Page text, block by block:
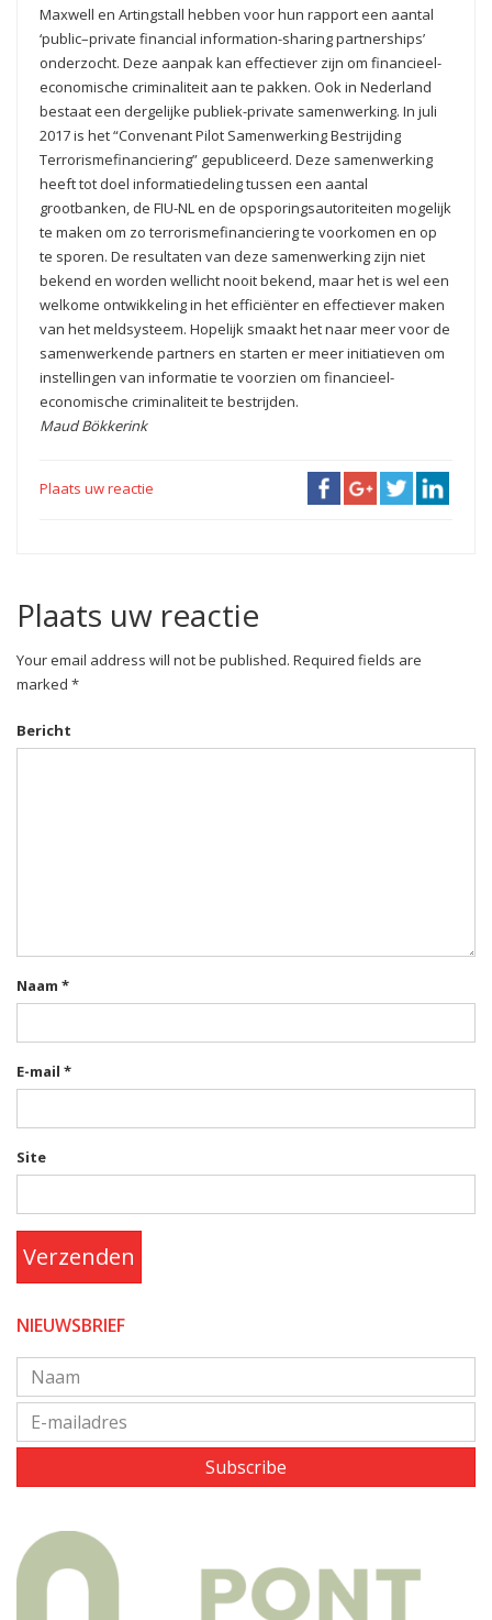
Maxwell en Artingstall hebben voor hun rapport een aantal
‘public–private financial information-sharing partnerships’
onderzocht. Deze aanpak kan effectiever zijn om financieel-
economische criminaliteit aan te pakken. Ook in Nederland
bestaat een dergelijke publiek-private samenwerking. In juli
2017 is het “Convenant Pilot Samenwerking Bestrijding
Terrorismefinanciering” gepubliceerd. Deze samenwerking
heeft tot doel informatiedeling tussen een aantal
grootbanken, de FIU-NL en de opsporingsautoriteiten mogelijk
te maken om zo terrorismefinanciering te voorkomen en op
te sporen. De resultaten van deze samenwerking zijn niet
bekend en worden wellicht nooit bekend, maar het is wel een
welkome ontwikkeling in het efficiënter en effectiever maken
van het meldsysteem. Hopelijk smaakt het naar meer voor de
samenwerkende partners en starten er meer initiatieven om
instellingen van informatie te voorzien om financieel-
economische criminaliteit te bestrijden.
Maud Bökkerink
Plaats uw reactie
Plaats uw reactie
Your email address will not be published. Required fields are
marked *
Bericht
Naam *
E-mail *
Site
Verzenden
NIEUWSBRIEF
Subscribe